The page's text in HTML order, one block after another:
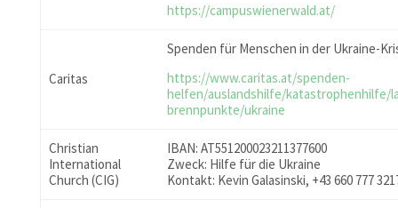
https://campuswienerwald.at/
Caritas
Spenden für Menschen in der Ukraine-
https://www.caritas.at/spenden-
helfen/auslandshilfe/katastrophenhilfe/
brennpunkte/ukraine
Christian
International
Church (CIG)
IBAN: AT551200023211377600
Zweck: Hilfe für die Ukraine
Kontakt: Kevin Galasinski, +43 660 777